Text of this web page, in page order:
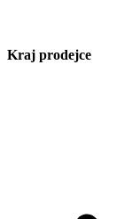
Kraj prodejce